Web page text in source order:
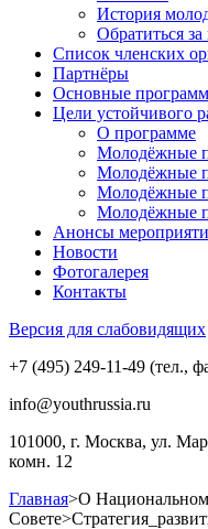
История
Обратиться за
Список членских
Партнёры
Основные
Цели устойчивого
О программе
Молодёжные
Молодёжные
Молодёжные
Молодёжные
Анонсы
Новости
Фотогалерея
Контакты
Версия для слабовидящих
+7 (495) 249-11-49 (тел.,
info@youthrussia.ru
101000, г. Москва, ул.
комн. 12
Главная>О Национальном
Совете>